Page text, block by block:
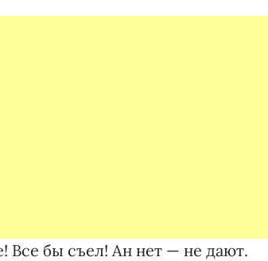
Все бы съел! Ан нет — не дают.